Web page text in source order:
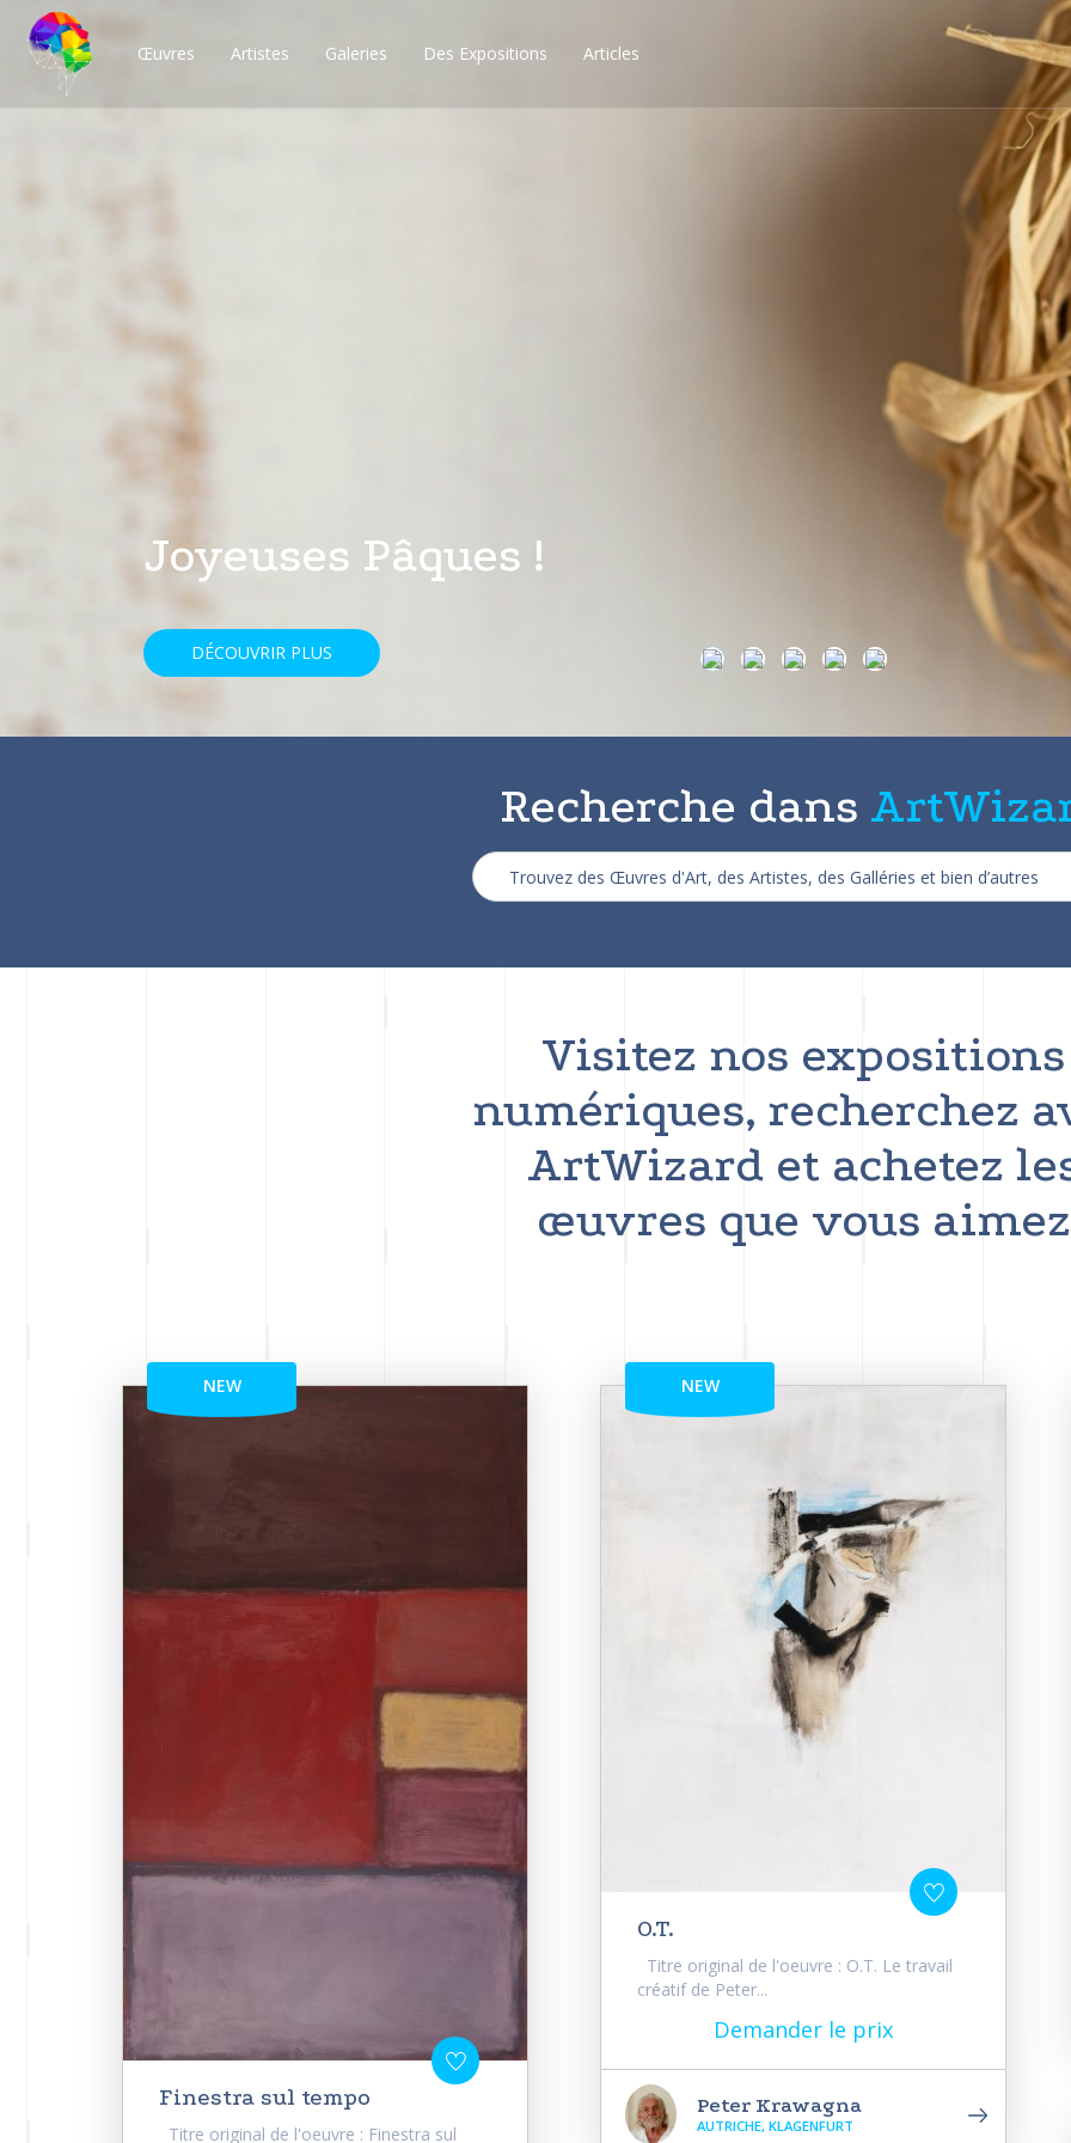
Œuvres Artistes Galeries Des Expositions Articles
Des milliers de possibilités, obtenez les
avec une réduction de 25%
DÉCOUVRIR PLUS
Recherche dans
Visitez nos expositions
numériques, recherchez
ArtWizard et achetez
œuvres que vous aimez
NEW
Finestra sul tempo
Titre original de l'oeuvre : Finestra sul
NEW
O.T.
Titre original de l'oeuvre : O.T. Le travail
créatif de Peter...
Demander le prix
Peter Krawagna
AUTRICHE, KLAGENFURT